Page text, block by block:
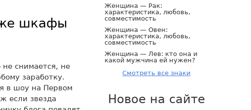
шкафы
не снимается, не
заработку.
в шоу на Первом
если звезда
Женщина — Рак:
характеристика, любовь,
совместимость
Женщина — Овен:
характеристика, любовь,
совместимость
Женщина — Лев: кто она и
какой мужчина ей нужен?
Смотреть все знаки
Новое на сайте